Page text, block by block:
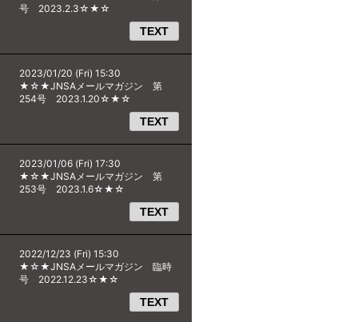
号 2023.2.3☆★☆
TEXT
2023/01/20 (Fri) 15:30
★☆★JNSAメールマガジン 第
254号 2023.1.20☆★☆
TEXT
2023/01/06 (Fri) 17:30
★☆★JNSAメールマガジン 第
253号 2023.1.6☆★☆
TEXT
2022/12/23 (Fri) 15:30
★☆★JNSAメールマガジン 臨時
号 2022.12.23☆★☆
TEXT